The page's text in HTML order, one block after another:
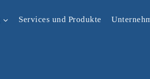
Services und Produkte